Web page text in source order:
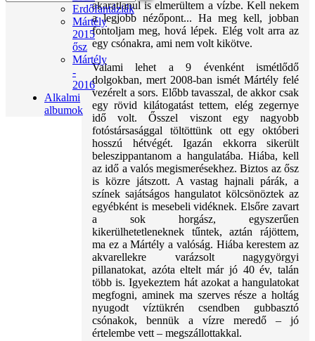
akaratlanul is elmerültem a vízbe. Kell nekem
a legjobb nézőpont... Ha meg kell, jobban
fontoljam meg, hová lépek. Elég volt arra az
egy csónakra, ami nem volt kikötve.
Valami lehet a 9 évenként ismétlődő
dolgokban, mert 2008-ban ismét Mártély felé
vezérelt a sors. Előbb tavasszal, de akkor csak
egy rövid kilátogatást tettem, elég zegernye
idő volt. Ősszel viszont egy nagyobb
fotóstársasággal töltöttünk ott egy októberi
hosszú hétvégét. Igazán ekkorra sikerült
beleszippantanom a hangulatába. Hiába, kell
az idő a valós megismerésekhez. Biztos az ősz
is közre játszott. A vastag hajnali párák, a
színek sajátságos hangulatot kölcsönöztek az
egyébként is mesebeli vidéknek. Elsőre zavart
a sok horgász, egyszerűen
kikerülhetetleneknek tűntek, aztán rájöttem,
ma ez a Mártély a valóság. Hiába kerestem az
akvarellekre varázsolt nagygyörgyi
pillanatokat, azóta eltelt már jó 40 év, talán
több is. Igyekeztem hát azokat a hangulatokat
megfogni, aminek ma szerves része a holtág
nyugodt víztükrén csendben gubbasztó
csónakok, bennük a vízre meredő – jó
értelembe vett – megszállottakkal.
Erdőfantáziák
Mártély
2015
ősz
Mártély
-
2016
Alkalmi
albumok